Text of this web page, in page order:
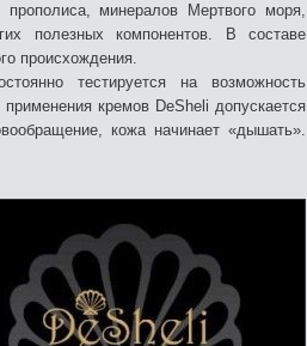
прополиса, минералов Мертвого моря,
полезных компонентов. В составе
происхождения.
тестируется на возможность
кремов DeSheli допускается
кожа начинает «дышать».